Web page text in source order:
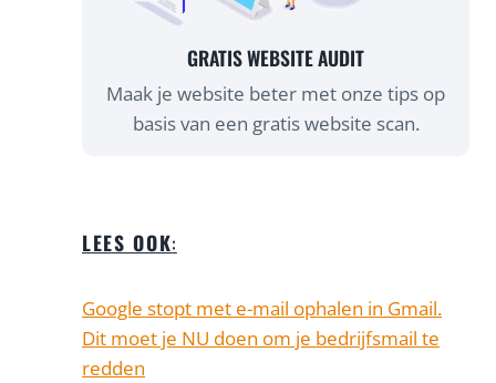
GRATIS WEBSITE AUDIT
Maak je website beter met onze tips op
basis van een gratis website scan.
LEES OOK:
Google stopt met e-mail ophalen in Gmail.
Dit moet je NU doen om je bedrijfsmail te
redden